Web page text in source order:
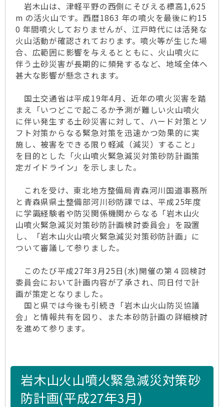
岩木山は、津軽平野の西側にそびえる標高1,625
m の活火山です。西暦1863 年の噴火を最後に約15
0 年間噴火しておりませんが、江戸時代には活発な
火山活動が確認されております。噴火等が生じた場
合、広範囲に影響を与えるとともに、火山噴火に
伴う土砂災害が長期的に頻発するなど、地域全体へ
甚大な影響が懸念されます。
国土交通省は平成19年4月、近年の噴火災害を踏
まえ「いつどこで起こるか予測が難しい火山噴火
に伴い発生する土砂災害に対して、ハード対策とソ
フト対策からなる緊急対策を迅速かつ効果的に実
施し、被害をできる限り軽減（減災）すること」
を目的とした「火山噴火緊急減災対策砂防計画策
定ガイドライン」を示しました。
これを受け、東北地方整備局青森河川国道事務所
と青森県県土整備部河川砂防課では、平成25年度
に学識経験者や防災関係機関からなる「岩木山火
山噴火緊急減災対策砂防計画検討委員会」を設置
し、「岩木山火山噴火緊急減災対策砂防計画」に
ついて審議して参りました。
このたび平成27年3月25日(水)開催の第４回検討
委員会において計画内容が了承され、同日付で計
画が策定となりました。
国と県では今後も引続き「岩木山火山防災協議
会」と情報共有を図り、また本砂防計画の詳細検討
を進めて参ります。
岩木山火山噴火緊急減災対策砂
防計画(平成27年3月)